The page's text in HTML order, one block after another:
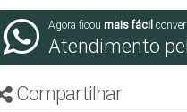
Agora ficou mais fácil
Atendimento
Compartilhar